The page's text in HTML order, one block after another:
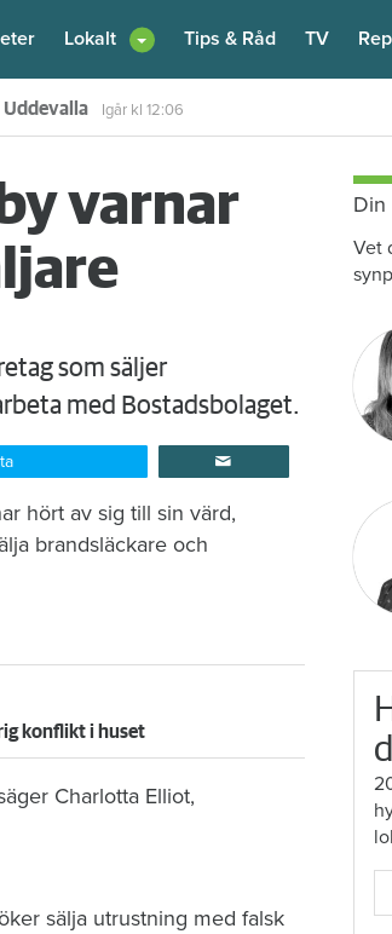
Lokalt Tips & Råd TV
4 augustikl 17:55
varnar
som säljer
med Bostadsbolaget.
hört av sig till sin värd,
brandsläckare och
konflikt i huset
Charlotta Elliot,
sälja utrustning med falsk
Din
Vet